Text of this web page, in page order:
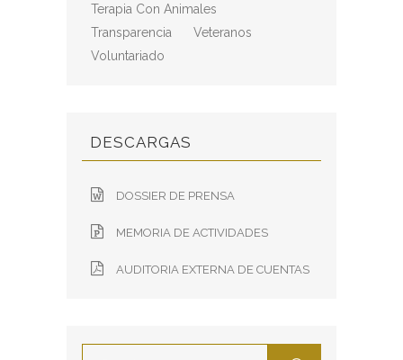
Terapia Con Animales
Transparencia
Veteranos
Voluntariado
DESCARGAS
DOSSIER DE PRENSA
MEMORIA DE ACTIVIDADES
AUDITORIA EXTERNA DE CUENTAS